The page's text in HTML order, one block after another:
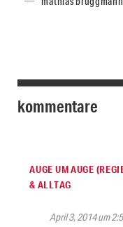
kommentare
AUGE UM AUGE
& ALLTAG
April 3, 2014 um